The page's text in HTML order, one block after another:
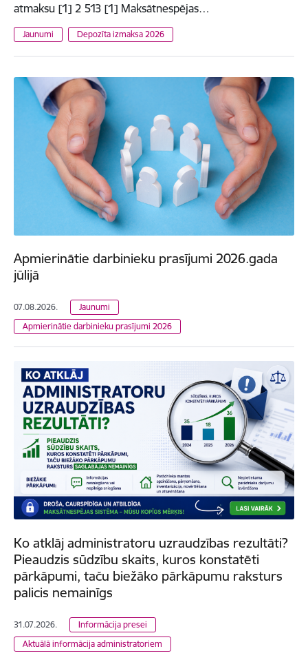
atmaksu [1] 2 513 [1] Maksātnespējas…
Jaunumi Depozīta izmaksa 2026
Apmierinātie darbinieku prasījumi 2026.gada
jūlijā
07.08.2026.
Jaunumi
Apmierinātie darbinieku prasījumi 2026
Ko atklāj administratoru uzraudzības rezultāti?
Pieaudzis sūdzību skaits, kuros konstatēti
pārkāpumi, taču biežāko pārkāpumu raksturs
palicis nemainīgs
31.07.2026.
Informācija presei
Aktuālā informācija administratoriem